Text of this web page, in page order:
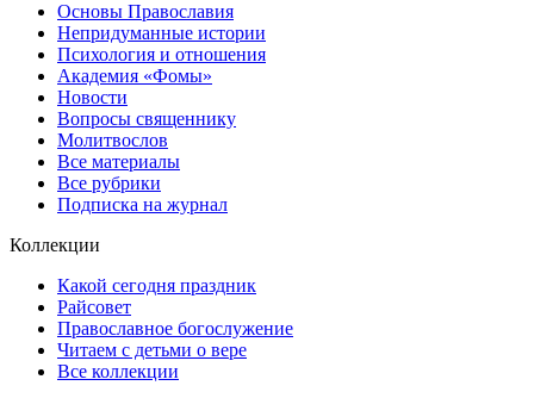
Основы Православия
Непридуманные истории
Психология и отношения
Академия «Фомы»
Новости
Вопросы священнику
Молитвослов
Все материалы
Все рубрики
Подписка на журнал
Коллекции
Какой сегодня праздник
Райсовет
Православное богослужение
Читаем с детьми о вере
Все коллекции